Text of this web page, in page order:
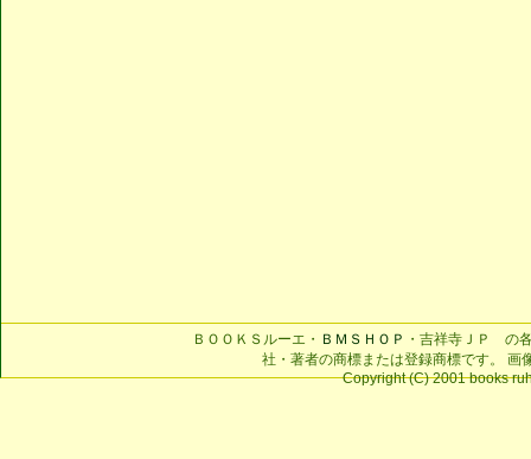
ＢＯＯＫＳルーエ・ ＢＭＳＨＯＰ ・吉祥寺ＪＰ の
社・著者の商標または登録商標です。 画
Copyright (C) 2001 books